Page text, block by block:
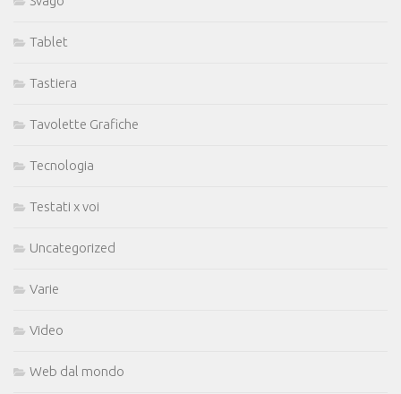
Tablet
Tastiera
Tavolette Grafiche
Tecnologia
Testati x voi
Uncategorized
Varie
Video
Web dal mondo